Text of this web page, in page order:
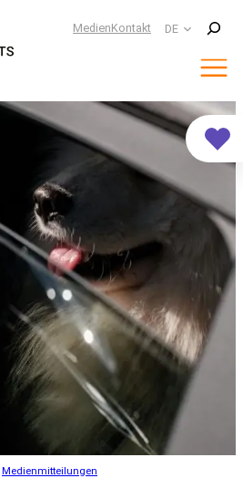
MedienKontakt DE
Suchen
Medienmitteilungen